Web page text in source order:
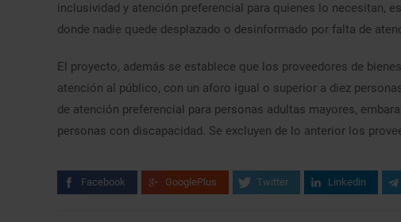
inclusividad y atención preferencial para quienes lo necesitan,
donde nadie quede desplazado o desinformado por falta de
El proyecto, además se establece que los proveedores de
atención al público, con un aforo igual o superior a diez
de atención preferencial para personas adultas mayores,
personas con discapacidad. Se excluyen de lo anterior los
Facebook GooglePlus Twitter Linkedin